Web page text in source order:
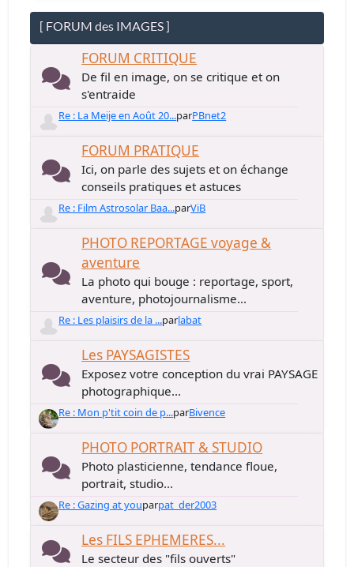
[ FORUM des IMAGES ]
FORUM CRITIQUE
De fil en image, on se critique et on
s'entraide
Re : La Meije en Août 20...parPBnet2
FORUM PRATIQUE
Ici, on parle des sujets et on échange
conseils pratiques et astuces
Re : Film Astrosolar Baa...parViB
PHOTO REPORTAGE voyage &
aventure
La photo qui bouge : reportage, sport,
aventure, photojournalisme...
Re : Les plaisirs de la ...parlabat
Les PAYSAGISTES
Exposez votre conception du vrai PAYSAGE
photographique...
Re : Mon p'tit coin de p...parBivence
PHOTO PORTRAIT & STUDIO
Photo plasticienne, tendance floue,
portrait, studio...
Re : Gazing at youparpat_der2003
Les FILS EPHEMERES...
Le secteur des "fils ouverts"